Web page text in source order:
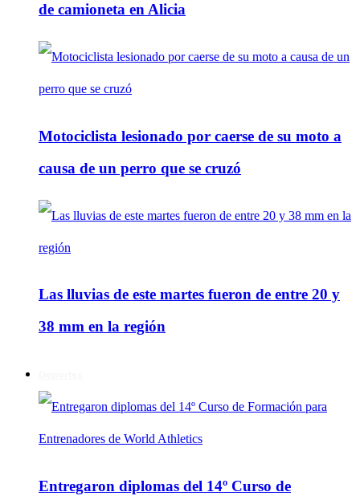
de camioneta en Alicia
Motociclista lesionado por caerse de su moto a
causa de un perro que se cruzó
Las lluvias de este martes fueron de entre 20 y
38 mm en la región
Entregaron diplomas del 14º Curso de